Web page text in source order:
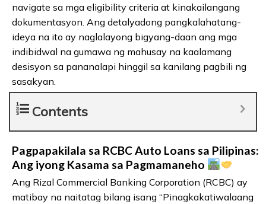
navigate sa mga eligibility criteria at kinakailangang
dokumentasyon. Ang detalyadong pangkalahatang-
ideya na ito ay naglalayong bigyang-daan ang mga
indibidwal na gumawa ng mahusay na kaalamang
desisyon sa pananalapi hinggil sa kanilang pagbili ng
sasakyan.
Contents
Pagpapakilala sa RCBC Auto Loans sa Pilipinas:
Ang iyong Kasama sa Pagmamaneho
Ang Rizal Commercial Banking Corporation (RCBC) ay
matibay na naitatag bilang isang “Pinagkakatiwalaang